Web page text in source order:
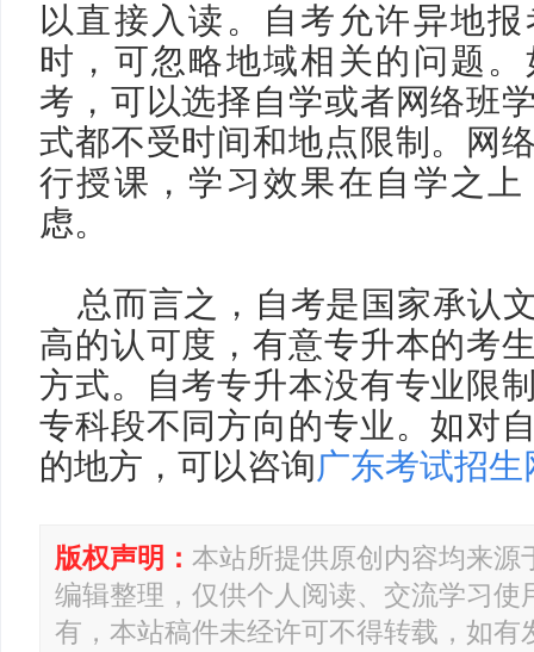
以直接入读。自考允许异地
时，可忽略地域相关的问题
考，可以选择自学或者网络班
式都不受时间和地点限制。网
行授课，学习效果在自学之
虑。
总而言之，自考是国家承认
高的认可度，有意专升本的考
方式。自考专升本没有专业限
专科段不同方向的专业。如对
的地方，可以咨询广东考试招生
版权声明： 本站所提供原创内容均来源
编辑整理，仅供个人阅读、交流学习使
有，本站稿件未经许可不得转载，如有